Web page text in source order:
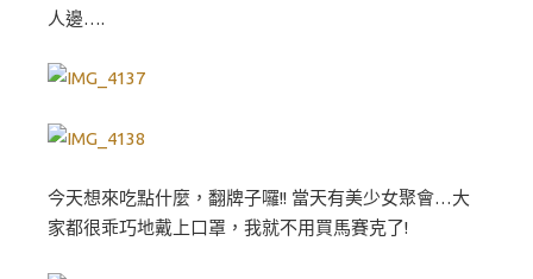
人邊….
今天想來吃點什麼，翻牌子囉!! 當天有美少女聚會…大
家都很乖巧地戴上口罩，我就不用買馬賽克了!